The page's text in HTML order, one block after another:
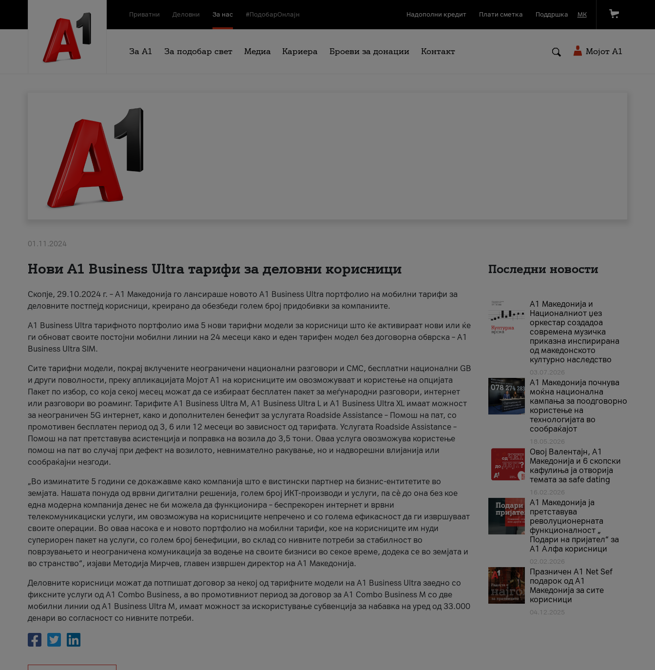
Приватни Деловни За нас #ПодобарОнлајн Надополни кредит Плати сметка Поддршка МК
За А1 За подобар свет Медиа Кариера Броеви за донации Контакт Мојот A1
01.11.2024
Нови А1 Business Ultra тарифи за деловни корисници
Скопје, 29.10.2024 г. – А1 Македонија го лансираше новото А1 Business Ultra портфолио на мобилни тарифи за
деловните постпејд корисници, креирано да обезбеди голем број придобивки за компаниите.
A1 Business Ultra тарифното портфолио има 5 нови тарифни модели за корисници што ќе активираат нови или ќе
ги обноват своите постојни мобилни линии на 24 месеци како и еден тарифен модел без договорна обврска – A1
Business Ultra SIM.
Сите тарифни модели, покрај вклучените неограничени национални разговори и СМС, бесплатни национални GB
и други поволности, преку апликацијата Мојот А1 на корисниците им овозможуваат и користење на опцијата
Пакет по избор, со која секој месец можат да се избираат бесплатен пакет за меѓународни разговори, интернет
или разговори во роаминг. Тарифите A1 Business Ultra M, A1 Business Ultra L и A1 Business Ultra XL имаат можност
за неограничен 5G интернет, како и дополнителен бенефит за услугата Roadside Assistance – Помош на пат, со
промотивен бесплатен период од 3, 6 или 12 месеци во зависност од тарифата. Услугата Roadside Assistance –
Помош на пат претставува асистенција и поправка на возила до 3,5 тони. Оваа услуга овозможува користење
помош на пат во случај при дефект на возилото, невнимателно ракување, но и надворешни влијанија или
сообраќајни незгоди.
„Во изминатите 5 години се докажавме како компанија што е вистински партнер на бизнис-ентитетите во
земјата. Нашата понуда од врвни дигитални решенија, голем број ИКТ-производи и услуги, па сè до она без кое
една модерна компанија денес не би можела да функционира – беспрекорен интернет и врвни
телекомуникациски услуги, им овозможува на корисниците непречено и со голема ефикасност да ги извршуваат
своите операции. Во оваа насока е и новото портфолио на мобилни тарифи, кое на корисниците им нуди
супериорен пакет на услуги, со голем број бенефиции, во склад со нивните потреби за стабилност во
поврзувањето и неограничена комуникација за водење на своите бизниси во секое време, додека се во земјата и
во странство“, изјави Методија Мирчев, главен извршен директор на А1 Македонија.
Деловните корисници можат да потпишат договор за некој од тарифните модели на A1 Business Ultra заедно со
фиксните услуги од A1 Combo Business, а во промотивниот период за договор за A1 Combo Business M со две
мобилни линии од A1 Business Ultra M, имаат можност за искористување субвенција за набавка на уред од 33.000
денари во согласност со нивните потреби.
Последни новости
А1 Македонија и
Националниот џез
оркестар создадоа
современа музичка
приказна инспирирана
од македонското
културно наследство
03.07.2026
A1 Македонија почнува
моќна национална
кампања за поодговорно
користење на
технологијата во
сообраќајот
18.05.2026
Овој Валентајн, A1
Македонија и 6 скопски
кафулиња ја отворија
темата за safe dating
16.02.2026
А1 Македонија ја
претставува
револуционерната
функционалност „
Подари на пријател“ за
А1 Алфа корисници
02.02.2026
Празничен A1 Net Sеf
подарок од А1
Македонија за сите
корисници
04.12.2025